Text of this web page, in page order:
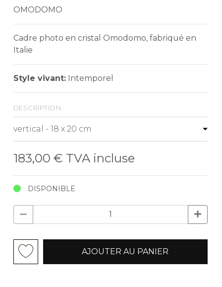
OMODOMO
Cadre photo en cristal Omodomo, fabriqué en
Italie
Style vivant: Intemporel
description
183,00 € TVA incluse
DISPONIBLE
AJOUTER AU PANIER